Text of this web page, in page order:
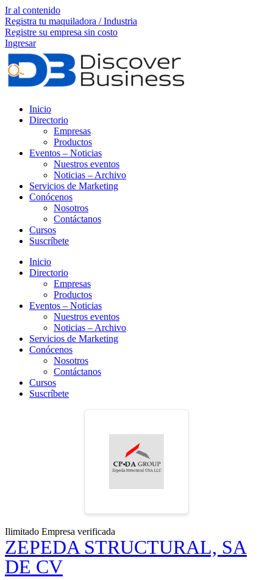
Ir al contenido
Registra tu maquiladora / Industria
Registre su empresa sin costo
Ingresar
Inicio
Directorio
Empresas
Productos
Eventos – Noticias
Nuestros eventos
Noticias – Archivo
Servicios de Marketing
Conócenos
Nosotros
Contáctanos
Cursos
Suscríbete
Inicio
Directorio
Empresas
Productos
Eventos – Noticias
Nuestros eventos
Noticias – Archivo
Servicios de Marketing
Conócenos
Nosotros
Contáctanos
Cursos
Suscríbete
Ilimitado Empresa verificada
ZEPEDA STRUCTURAL, SA
DE CV